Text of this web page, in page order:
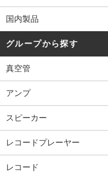
国内製品
グループから探す
真空管
アンプ
スピーカー
レコードプレーヤー
レコード